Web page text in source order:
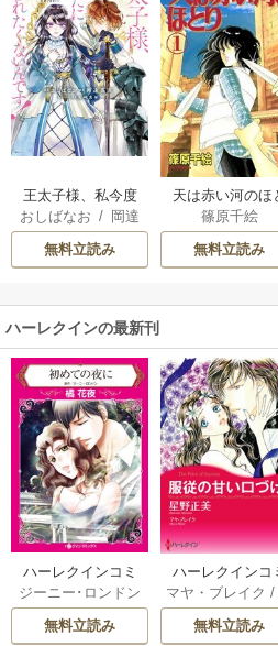
王太子様、私今度
こそあなたに殺さ
れたくないんで
す！ ～聖女に嵌め
二度目は串刺し回
避します！～
おしばなお / 岡達
英茉
/ 先崎真琴
無料立読み
天は赤い河のほ
り
篠原千絵
無料立読み
ハーレクインの最新刊
ハーレクインコミ
ックス セット 202
6年 vol.1064 1巻
ジーニー･ロンドン
/橘花夜/メアリ
ー･ライアンズ
無料立読み
ハーレクインコ
ックス セット
6年 vol.1002 1巻
マヤ・ブレイク /
野正美/ヘレン･
ルックス/のわき
無料立読み